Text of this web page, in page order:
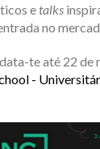
e talks
no
te até 22 de
-